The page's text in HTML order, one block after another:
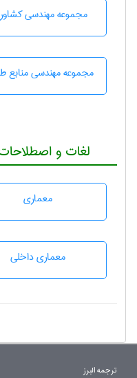
مجموعه مهندسی
مجموعه مهندسی منابع
لغات و
معماری
معماری داخلی
ترجمه البرز